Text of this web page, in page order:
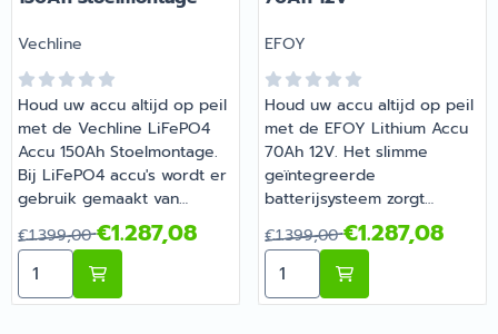
Merk:
Vechline
Houd uw accu altijd op peil
met de Vechline LiFePO4
Accu 150Ah Stoelmontage.
Bij LiFePO4 accu's wordt er
gebruik gemaakt van
lithium-ijzer-fosfaat LiFePO4
als kathode. Deze
natuurlijke grondstoffen
zorgen ervoor dat deze
Van 1 399,00 voor 1 287,08
€1.399,00€1.287,08
Aantal kiezen voor Vechline LiFePO4 Accu 150Ah
Merk:
EFOY
Houd uw accu altijd op peil
met de EFOY Lithium Accu
70Ah 12V. Het slimme
geïntegreerde
batterijsysteem zorgt
ervoor dat de parameters
van de EFOY-lithiumaccu
volledig automatisch
worden gecontroleerd en
Van 1 399,00 voor 1 287,08
€1.399,00€1.287,08
Aantal kiezen voor EFOY